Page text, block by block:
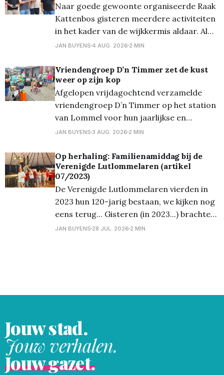
65 meisjes
Naar goede gewoonte organiseerde Raak
Kattenbos gisteren meerdere activiteiten
in het kader van de wijkkermis aldaar. Al
even traditioneel werd van start gegaan
eerst de 1 tot 3-jarigen en nadien de 4 tot
6-jaringen zoveel mogelijk snoep moesten
verzamelen op een parcours (waar
JAN BUYENS 4 AUG. 2026 2 MIN
​Vriendengroep D’n Timmer zet de kust
weer op zijn kop
Afgelopen vrijdagochtend verzamelde
vriendengroep D’n Timmer op het station
van Lommel voor hun jaarlijkse en
inmiddels traditionele uitstap naar de
chocoladebroodjes, knapperige croissants
én voor de liefhebbers al een vloeibaar
ontbijt – de welbekende 'glazen boterham'
– stapte de bende welgemoed de trein op
richting
JAN BUYENS 3 AUG. 2026 2 MIN
Op herhaling: Familienamiddag bij de
Verenigde Lutlommelaren (artikel
07/2023)
De Verenigde Lutlommelaren vierden in
2023 hun 120-jarig bestaan, we kijken nog
eens terug... Gisteren (in 2023...) brachten
we u reeds foto's van de receptie op
JAN BUYENS 28 JUL. 2026 2 MIN
Jouw stad.
Jouw verhalen.
Jouw gazet.